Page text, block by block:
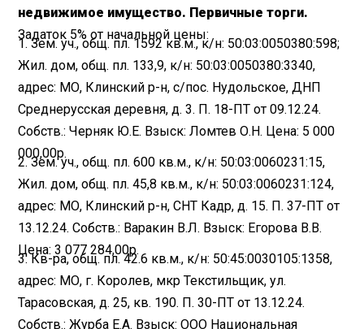
недвижимое имущество. Первичные торги.
Задаток 5% от начальной цены:
1. Зем. уч., общ. пл. 1592 кв.м., к/н: 50:03:0050380:598;
Жил. дом, общ. пл. 133,9, к/н: 50:03:0050380:3340,
адрес: МО, Клинский р-н, с/пос. Нудольское, ДНП
Среднерусская деревня, д. 3. П. 18-ПТ от 09.12.24.
Собств.: Черняк Ю.Е. Взыск: Ломтев О.Н. Цена: 5 000
000,00р.
2. Зем. уч., общ. пл. 600 кв.м., к/н: 50:03:0060231:15,
Жил. дом, общ. пл. 45,8 кв.м., к/н: 50:03:0060231:124,
адрес: МО, Клинский р-н, CHТ Кадр, д. 15. П. 37-ПТ от
13.12.24. Собств.: Варакин В.Л. Взыск: Егорова В.В.
Цена: 3 077 284,00р.
3. Кв-ра, общ. пл. 42.6 кв.м., к/н: 50:45:0030105:1358,
адрес: МО, г. Королев, мкр Текстильщик, ул.
Тарасовская, д. 25, кв. 190. П. 30-ПТ от 13.12.24.
Собств.: Журба Е.А. Взыск: ООО Национальная